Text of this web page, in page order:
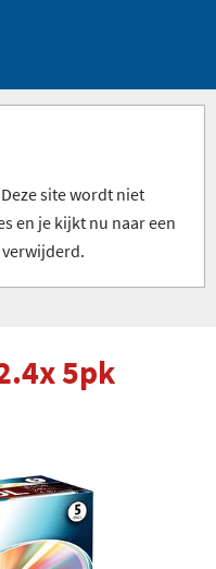
site wordt niet
en je kijkt nu naar een
5pk